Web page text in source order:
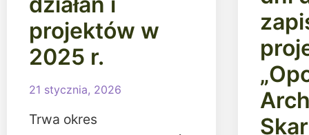
projektów w
2025 r.
21 stycznia, 2026
Trwa okres